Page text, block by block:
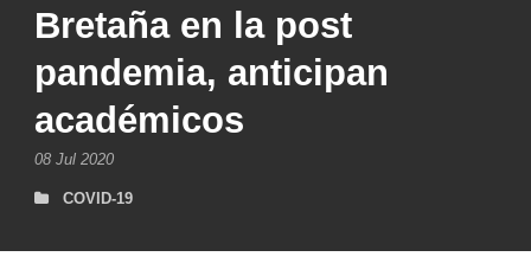
Bretaña en la post
pandemia, anticipan
académicos
08 Jul 2020
COVID-19